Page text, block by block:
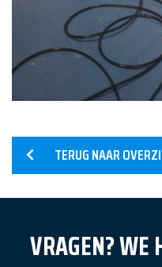
Diensten
Nieuws
TERUG NAAR
VRAGEN? WE